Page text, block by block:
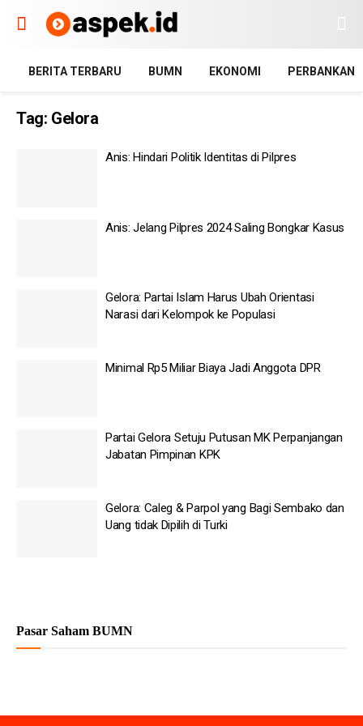
BERITA TERBARU BUMN EKONOMI PERBANKAN
Tag: Gelora
Anis: Hindari Politik Identitas di Pilpres
Anis: Jelang Pilpres 2024 Saling Bongkar Kasus
Gelora: Partai Islam Harus Ubah Orientasi
Narasi dari Kelompok ke Populasi
Minimal Rp5 Miliar Biaya Jadi Anggota DPR
Partai Gelora Setuju Putusan MK Perpanjangan
Jabatan Pimpinan KPK
Gelora: Caleg & Parpol yang Bagi Sembako dan
Uang tidak Dipilih di Turki
Pasar Saham BUMN